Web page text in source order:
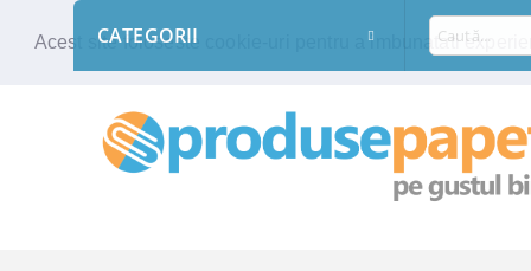
Acest site foloseste cookie-uri pentru a imbunatati
CATEGORII